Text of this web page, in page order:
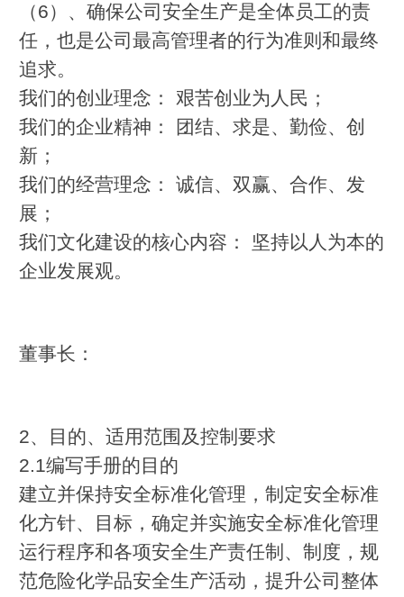
（6）、确保公司安全生产是全体员工的责
任，也是公司最高管理者的行为准则和最终
追求。
我们的创业理念： 艰苦创业为人民；
我们的企业精神： 团结、求是、勤俭、创
新；
我们的经营理念： 诚信、双赢、合作、发
展；
我们文化建设的核心内容： 坚持以人为本的
企业发展观。
董事长：
2、目的、适用范围及控制要求
2.1编写手册的目的
建立并保持安全标准化管理，制定安全标准
化方针、目标，确定并实施安全标准化管理
运行程序和各项安全生产责任制、制度，规
范危险化学品安全生产活动，提升公司整体